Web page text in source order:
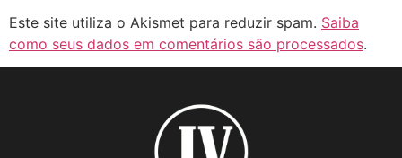
Este site utiliza o Akismet para reduzir spam. Saiba
como seus dados em comentários são processados.